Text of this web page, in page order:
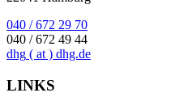
040 / 672 29 70
040 / 672 49 44
dhg ( at ) dhg.de
LINKS